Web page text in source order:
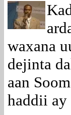
waxana
dejinta
aan
haddii ay